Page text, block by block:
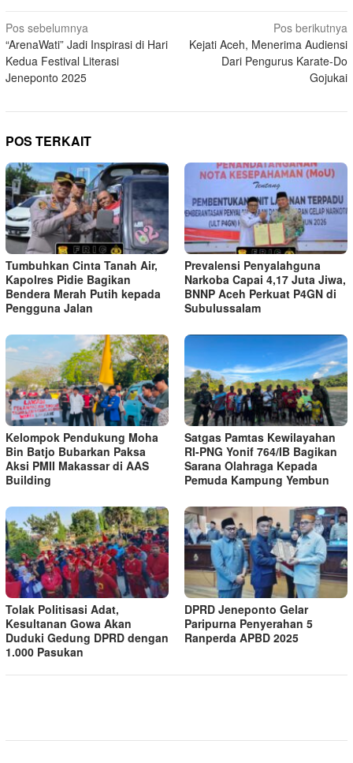
Navigasi
pos
Pos sebelumnya
“ArenaWati” Jadi Inspirasi di Hari
Kedua Festival Literasi
Jeneponto 2025
Pos berikutnya
Kejati Aceh, Menerima Audiensi
Dari Pengurus Karate-Do
Gojukai
POS TERKAIT
Tumbuhkan Cinta Tanah Air,
Kapolres Pidie Bagikan
Bendera Merah Putih kepada
Pengguna Jalan ‎
Prevalensi Penyalahguna
Narkoba Capai 4,17 Juta Jiwa,
BNNP Aceh Perkuat P4GN di
Subulussalam
Kelompok Pendukung Moha
Bin Batjo Bubarkan Paksa
Aksi PMII Makassar di AAS
Building
Satgas Pamtas Kewilayahan
RI-PNG Yonif 764/IB Bagikan
Sarana Olahraga Kepada
Pemuda Kampung Yembun
Tolak Politisasi Adat,
Kesultanan Gowa Akan
Duduki Gedung DPRD dengan
1.000 Pasukan
DPRD Jeneponto Gelar
Paripurna Penyerahan 5
Ranperda APBD 2025